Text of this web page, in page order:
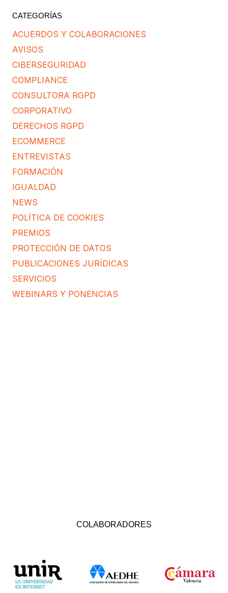
CATEGORÍAS
ACUERDOS Y COLABORACIONES
AVISOS
CIBERSEGURIDAD
COMPLIANCE
CONSULTORA RGPD
CORPORATIVO
DERECHOS RGPD
ECOMMERCE
ENTREVISTAS
FORMACIÓN
IGUALDAD
NEWS
POLÍTICA DE COOKIES
PREMIOS
PROTECCIÓN DE DATOS
PUBLICACIONES JURÍDICAS
SERVICIOS
WEBINARS Y PONENCIAS
COLABORADORES